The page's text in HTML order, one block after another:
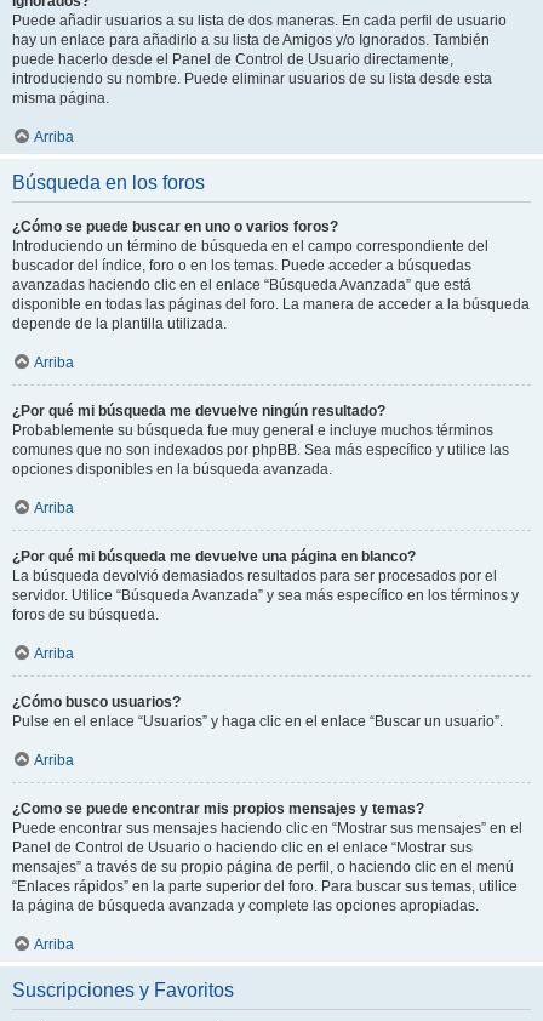
Puede añadir usuarios a su lista de dos maneras. En cada perfil de usuario
hay un enlace para añadirlo a su lista de Amigos y/o Ignorados. También
puede hacerlo desde el Panel de Control de Usuario directamente,
introduciendo su nombre. Puede eliminar usuarios de su lista desde esta
misma página.
Arriba
Búsqueda en los foros
¿Cómo se puede buscar en uno o varios foros?
Introduciendo un término de búsqueda en el campo correspondiente del
buscador del índice, foro o en los temas. Puede acceder a búsquedas
avanzadas haciendo clic en el enlace “Búsqueda Avanzada” que está
disponible en todas las páginas del foro. La manera de acceder a la búsqueda
depende de la plantilla utilizada.
Arriba
¿Por qué mi búsqueda me devuelve ningún resultado?
Probablemente su búsqueda fue muy general e incluye muchos términos
comunes que no son indexados por phpBB. Sea más específico y utilice las
opciones disponibles en la búsqueda avanzada.
Arriba
¿Por qué mi búsqueda me devuelve una página en blanco?
La búsqueda devolvió demasiados resultados para ser procesados por el
servidor. Utilice “Búsqueda Avanzada” y sea más específico en los términos y
foros de su búsqueda.
Arriba
¿Cómo busco usuarios?
Pulse en el enlace “Usuarios” y haga clic en el enlace “Buscar un usuario”.
Arriba
¿Como se puede encontrar mis propios mensajes y temas?
Puede encontrar sus mensajes haciendo clic en “Mostrar sus mensajes” en el
Panel de Control de Usuario o haciendo clic en el enlace “Mostrar sus
mensajes” a través de su propio página de perfil, o haciendo clic en el menú
“Enlaces rápidos” en la parte superior del foro. Para buscar sus temas, utilice
la página de búsqueda avanzada y complete las opciones apropiadas.
Arriba
Suscripciones y Favoritos